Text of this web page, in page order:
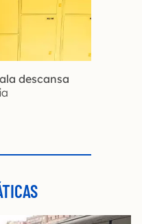
descansa
a